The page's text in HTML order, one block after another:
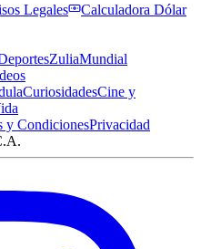
Legales
Calculadora Dólar
ZuliaMundial
CuriosidadesCine y
y CondicionesPrivacidad